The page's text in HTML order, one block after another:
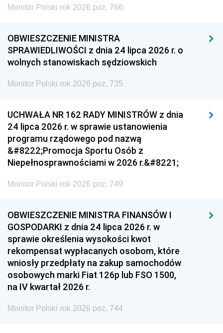
Monitor Polski rok 2026 poz. 766
OBWIESZCZENIE MINISTRA
SPRAWIEDLIWOŚCI z dnia 24 lipca 2026 r. o
wolnych stanowiskach sędziowskich
Monitor Polski rok 2026 poz. 735
UCHWAŁA NR 162 RADY MINISTRÓW z dnia
24 lipca 2026 r. w sprawie ustanowienia
programu rządowego pod nazwą
&#8222;Promocja Sportu Osób z
Niepełnosprawnościami w 2026 r.&#8221;
Monitor Polski rok 2026 poz. 749
OBWIESZCZENIE MINISTRA FINANSÓW I
GOSPODARKI z dnia 24 lipca 2026 r. w
sprawie określenia wysokości kwot
rekompensat wypłacanych osobom, które
wniosły przedpłaty na zakup samochodów
osobowych marki Fiat 126p lub FSO 1500,
na IV kwartał 2026 r.
Monitor Polski rok 2026 poz. 744